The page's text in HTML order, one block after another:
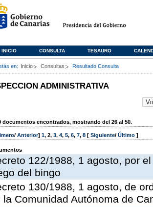
INICIO CONSULTA TESAURO
en: Inicio Consultas Resultado Consulta
ADMINISTRATIVA
documentos encontrados, mostrando del 26 al 50.
/ Anterior] 1, 2, 3, 4, 5, 6, 7, 8 [ Siguiente/ Último ]
122/1988, 1 agosto, por
del bingo
130/1988, 1 agosto, de
la Comunidad Autónoma de